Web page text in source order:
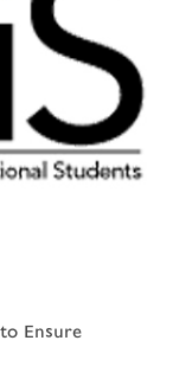
Ensure